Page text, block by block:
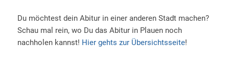
Du möchtest dein Abitur in einer anderen Stadt machen?
Schau mal rein, wo Du das Abitur in Plauen noch
nachholen kannst! Hier gehts zur Übersichtsseite!